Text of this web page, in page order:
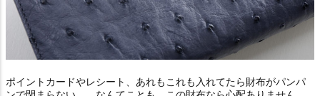
ポイントカードやレシート、あれもこれも入れてたら財布がパンパ